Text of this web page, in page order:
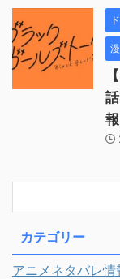
カテゴリー
アニメネタバレ情